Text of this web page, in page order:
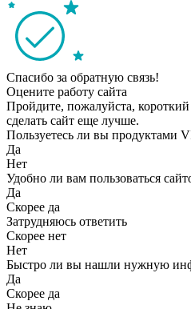
Спасибо за обратную связь!
Оцените работу сайта
Пройдите, пожалуйста,
сделать сайт еще лучше.
Пользуетесь ли вы продуктами
Да
Нет
Удобно ли вам пользоваться
Да
Скорее да
Затрудняюсь ответить
Скорее нет
Нет
Быстро ли вы нашли нужную
Да
Скорее да